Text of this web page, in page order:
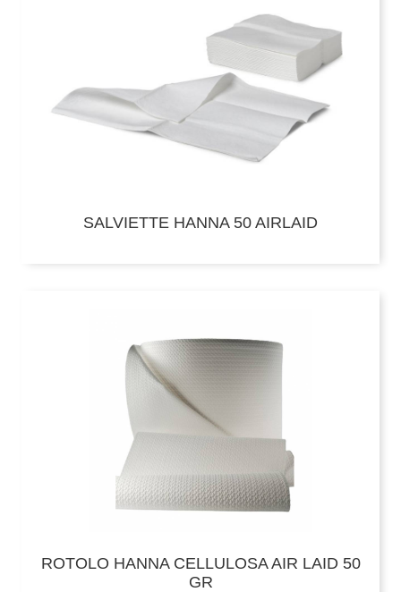
SALVIETTE HANNA 50 AIRLAID
ROTOLO HANNA CELLULOSA AIR LAID 50
GR